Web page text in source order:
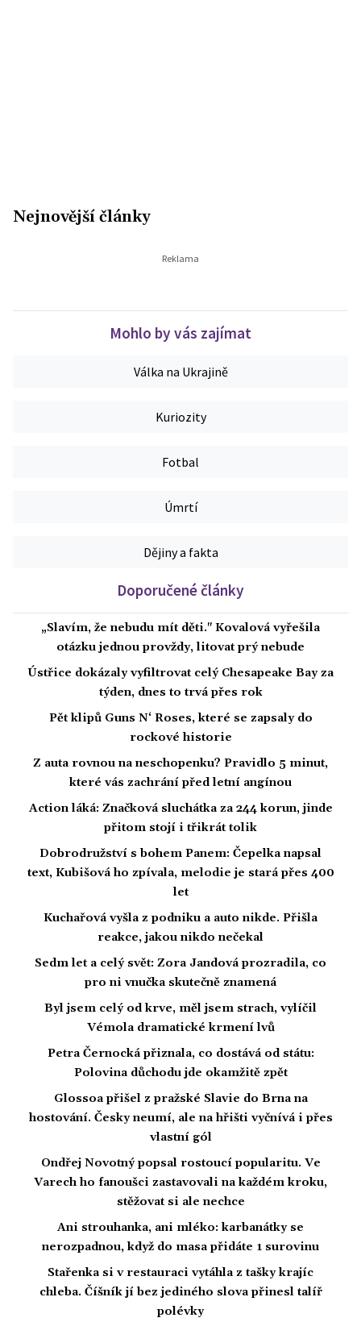
Nejnovější články
Mohlo by vás zajímat
Válka na Ukrajině
Kuriozity
Fotbal
Úmrtí
Dějiny a fakta
Doporučené články
„Slavím, že nebudu mít děti." Kovalová vyřešila
otázku jednou provždy, litovat prý nebude
Ústřice dokázaly vyfiltrovat celý Chesapeake Bay za
týden, dnes to trvá přes rok
Pět klipů Guns N‘ Roses, které se zapsaly do
rockové historie
Z auta rovnou na neschopenku? Pravidlo 5 minut,
které vás zachrání před letní angínou
Action láká: Značková sluchátka za 244 korun, jinde
přitom stojí i třikrát tolik
Dobrodružství s bohem Panem: Čepelka napsal
text, Kubišová ho zpívala, melodie je stará přes 400
let
Kuchařová vyšla z podniku a auto nikde. Přišla
reakce, jakou nikdo nečekal
Sedm let a celý svět: Zora Jandová prozradila, co
pro ni vnučka skutečně znamená
Byl jsem celý od krve, měl jsem strach, vylíčil
Vémola dramatické krmení lvů
Petra Černocká přiznala, co dostává od státu:
Polovina důchodu jde okamžitě zpět
Glossoa přišel z pražské Slavie do Brna na
hostování. Česky neumí, ale na hřišti vyčnívá i přes
vlastní gól
Ondřej Novotný popsal rostoucí popularitu. Ve
Varech ho fanoušci zastavovali na každém kroku,
stěžovat si ale nechce
Ani strouhanka, ani mléko: karbanátky se
nerozpadnou, když do masa přidáte 1 surovinu
Stařenka si v restauraci vytáhla z tašky krajíc
chleba. Číšník jí bez jediného slova přinesl talíř
polévky